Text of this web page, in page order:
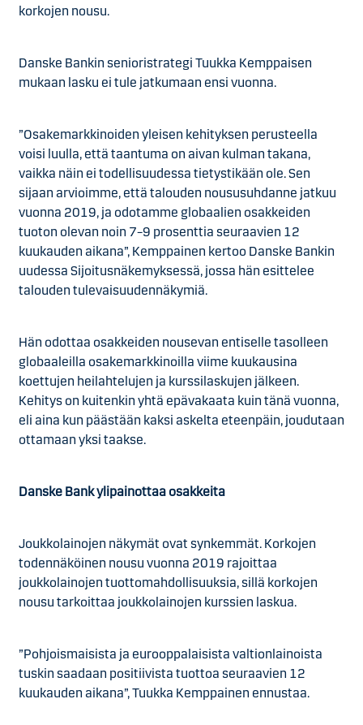
korkojen nousu.
Danske Bankin senioristrategi Tuukka Kemppaisen
mukaan lasku ei tule jatkumaan ensi vuonna.
”Osakemarkkinoiden yleisen kehityksen perusteella
voisi luulla, että taantuma on aivan kulman takana,
vaikka näin ei todellisuudessa tietystikään ole. Sen
sijaan arvioimme, että talouden noususuhdanne jatkuu
vuonna 2019, ja odotamme globaalien osakkeiden
tuoton olevan noin 7–9 prosenttia seuraavien 12
kuukauden aikana”, Kemppainen kertoo Danske Bankin
uudessa Sijoitusnäkemyksessä, jossa hän esittelee
talouden tulevaisuudennäkymiä.
Hän odottaa osakkeiden nousevan entiselle tasolleen
globaaleilla osakemarkkinoilla viime kuukausina
koettujen heilahtelujen ja kurssilaskujen jälkeen.
Kehitys on kuitenkin yhtä epävakaata kuin tänä vuonna,
eli aina kun päästään kaksi askelta eteenpäin, joudutaan
ottamaan yksi taakse.
Danske Bank ylipainottaa osakkeita
Joukkolainojen näkymät ovat synkemmät. Korkojen
todennäköinen nousu vuonna 2019 rajoittaa
joukkolainojen tuottomahdollisuuksia, sillä korkojen
nousu tarkoittaa joukkolainojen kurssien laskua.
”Pohjoismaisista ja eurooppalaisista valtionlainoista
tuskin saadaan positiivista tuottoa seuraavien 12
kuukauden aikana”, Tuukka Kemppainen ennustaa.